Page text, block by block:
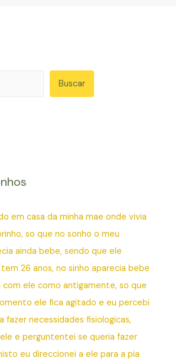
Buscar
em casa da minha mae onde vivia
so que no sonho o meu
ainda bebe, sendo que ele
26 anos, no sinho aparecia bebe
com ele como antigamente, so que
ele fica agitado e eu percebi
fazer necessidades fisiologicas,
e perguntentei se queria fazer
eu direccionei a ele para a pia